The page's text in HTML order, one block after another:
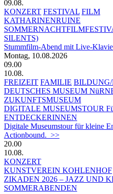
09.08.
KONZERT FESTIVAL FILM
KATHARINENRUINE
SILENTS)
Stummfilm-Abend mit Live-
Montag, 10.08.2026
09.00
10.08.
FREIZEIT FAMILIE BILDUNG/
DEUTSCHES MUSEUM
ZUKUNFTSMUSEUM
DIGITALE MUSEUMSTOUR
ENTDECKERINNEN
Digitale Museumstour für kleine
Actionbound. >>
20.00
10.08.
KONZERT
KUNSTVEREIN KOHLENHOF
ZIKADEN 2026 – JAZZ UND
SOMMERABENDEN